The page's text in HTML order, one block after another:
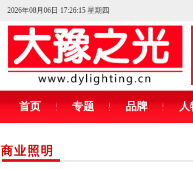
2026年08月06日 17:26:17 星期四
首页 专题 品牌 人
商业照明